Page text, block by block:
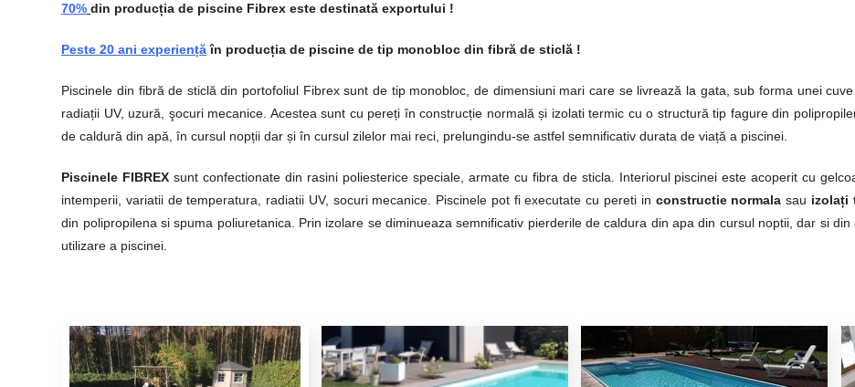
70% din producția de piscine Fibrex este destinată exportului !
Peste 20 ani experiențăîn producția de piscine de tip monobloc din fibră de sticlă !
Piscinele din fibră de sticlă din portofoliul Fibrex sunt de tip monobloc, de dimensiuni mari care se livrează la gata, sub forma unei
radiații UV, uzură, şocuri mecanice. Acestea sunt cu pereți în construcție normală și izolati termic cu o structură tip fagure din
de caldură din apă, în cursul nopții dar și în cursul zilelor mai reci, prelungindu-se astfel semnificativ durata de viață a piscinei.
Piscinele FIBREX sunt confectionate din rasini poliesterice speciale, armate cu fibra de sticla. Interiorul piscinei este acoperit cu
intemperii, variatii de temperatura, radiatii UV, socuri mecanice. Piscinele pot fi executate cu pereti in constructie normala sau izolați
din polipropilena si spuma poliuretanica. Prin izolare se diminueaza semnificativ pierderile de caldura din apa din cursul noptii, dar si
utilizare a piscinei.